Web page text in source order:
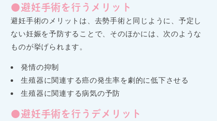
●避妊手術を行うメリット
避妊手術のメリットは、去勢手術と同じように、予定し
ない妊娠を予防することで、そのほかには、次のような
ものが挙げられます。
発情の抑制
生殖器に関連する癌の発生率を劇的に低下させる
生殖器に関連する病気の予防
●避妊手術を行うデメリット